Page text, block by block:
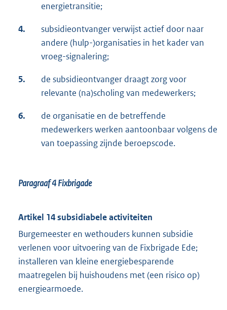
energietransitie;
4.
subsidieontvanger verwijst actief door naar
andere (hulp-)organisaties in het kader van
vroeg-signalering;
5.
de subsidieontvanger draagt zorg voor
relevante (na)scholing van medewerkers;
6.
de organisatie en de betreffende
medewerkers werken aantoonbaar volgens de
van toepassing zijnde beroepscode.
Paragraaf 4Fixbrigade
Artikel 14 subsidiabele activiteiten
Burgemeester en wethouders kunnen subsidie
verlenen voor uitvoering van de Fixbrigade Ede;
installeren van kleine energiebesparende
maatregelen bij huishoudens met (een risico op)
energiearmoede.